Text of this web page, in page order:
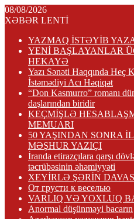
08/08/2026
XƏBƏR LENTİ
YAZMAQ İSTƏYİB
YENİ BAŞLAYANLAR
HEKAYƏ
Yazı Sənəti Haqqında Heç
İstəmədiyi Acı Həqiqət
“Don Kasmurro” romanı
daşlarından biridir
KEÇMİŞLƏ
MEMUARI
50 YAŞINDAN SONRA
MƏŞHUR YAZIÇI
İranda etirazçılara qarşı
təcrübəsinin əhəmiyyəti
XEYİRLƏ ŞƏRİN
От грусти к веселью
VARLIQ VƏ YOXLUQ
Anormal düşünməyi bacarın